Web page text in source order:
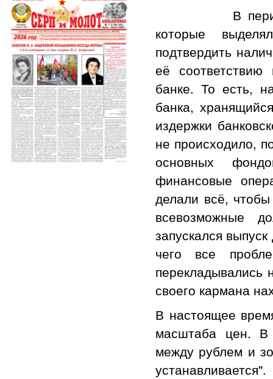
В период
которые
подтвердить
её
банке. То есть,
банка,
издержки
не происходило,
основных
финансовые
делали всё,
всевозможные
запускался
чего все
перекладывались
своего кармана
В настоящее
масштаба цен. В
между рублем и
устанавливается".